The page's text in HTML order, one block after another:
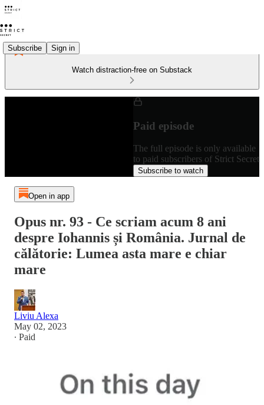
Subscribe Sign in
Watch distraction-free on Substack
Paid episode
The full episode is only available
to paid subscribers of Strict Secret
Subscribe to watch
Open in app
Opus nr. 93 - Ce scriam acum 8 ani
despre Iohannis și România. Jurnal de
călătorie: Lumea asta mare e chiar
mare
Liviu Alexa
May 02, 2023
∙ Paid